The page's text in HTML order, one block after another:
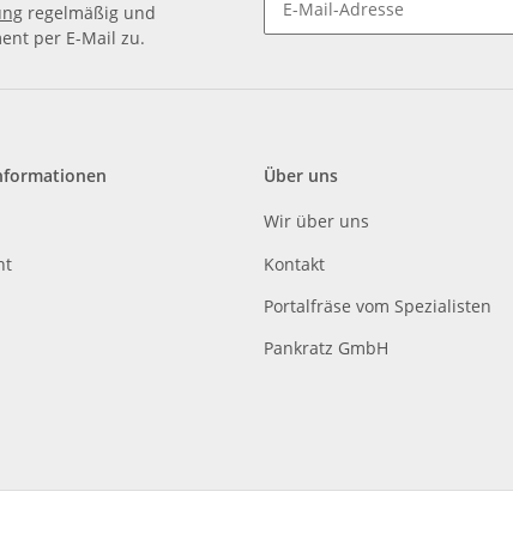
regelmäßig und
per E-Mail zu.
Über uns
Wir über uns
Kontakt
Portalfräse vom Spezialisten
Pankratz GmbH